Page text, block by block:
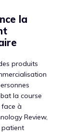
la
produits
la course
à
Review,
patient